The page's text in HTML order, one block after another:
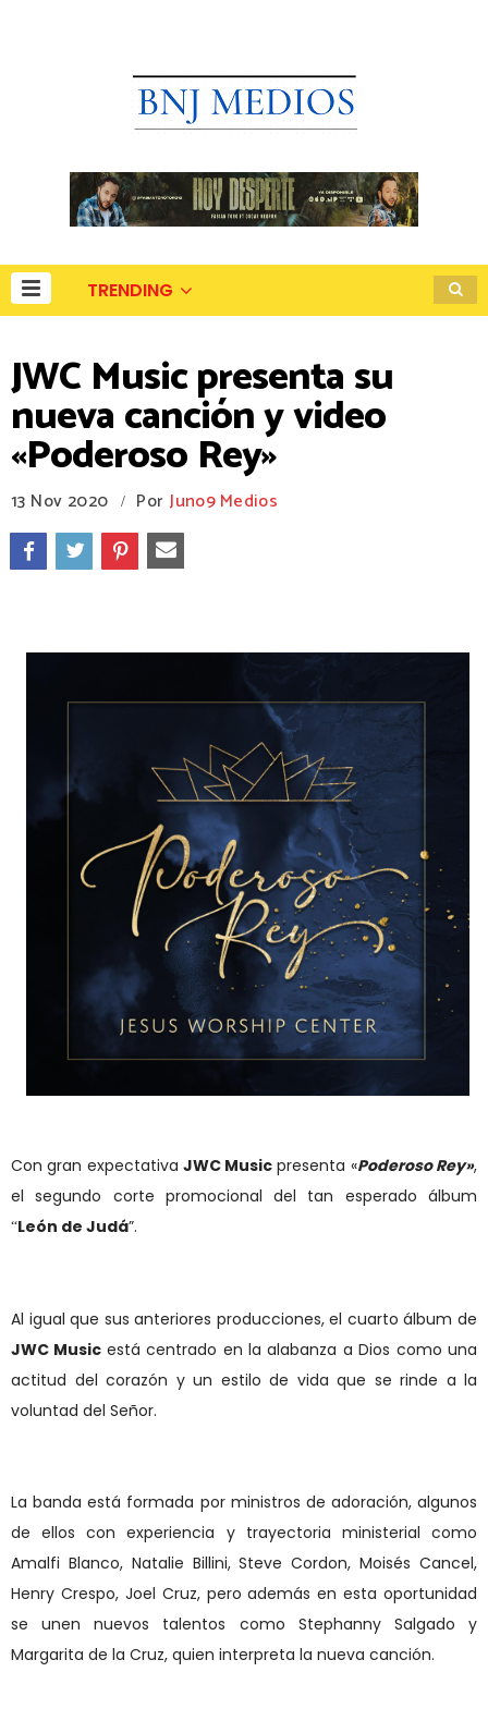
TRENDING
JWC Music presenta su
nueva canción y video
«Poderoso Rey»
13 Nov 2020 / Por Juno9 Medios
Con gran expectativa JWC Music presenta «Poderoso Rey»,
elsegundo corte promocional del tan esperadoálbum
“León de Judá”.
Al igual que sus anteriores producciones, el cuarto álbum de
JWC Music está centrado en la alabanza a Dios como una
actitud del corazón y un estilo de vida que se rinde a la
voluntad del Señor.
La banda está formada porministros de adoración, algunos
de ellos con experiencia y trayectoria ministerial como
Amalfi Blanco, Natalie Billini, Steve Cordon, Moisés Cancel,
Henry Crespo, Joel Cruz, pero además en esta oportunidad
se unen nuevos talentos como Stephanny Salgado y
Margarita de la Cruz, quien interpreta la nueva canción.